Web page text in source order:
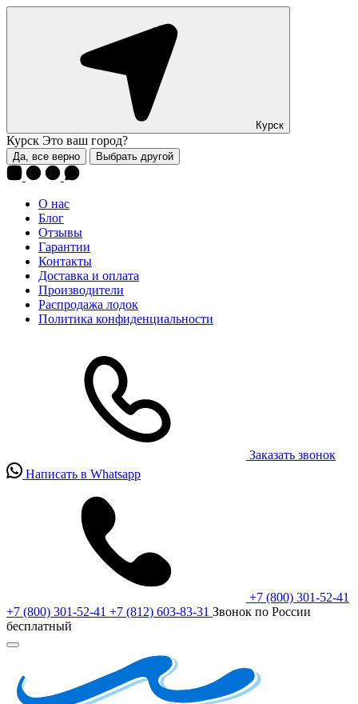
Курск
Курск Это ваш город?
Да, все верно Выбрать другой
О нас
Блог
Отзывы
Гарантии
Контакты
Доставка и оплата
Производители
Распродажа лодок
Политика конфиденциальности
Заказать звонок
Написать в Whatsapp
+7 (800) 301-52-41
+7 (800) 301-52-41 +7 (812) 603-83-31 Звонок по России
бесплатный